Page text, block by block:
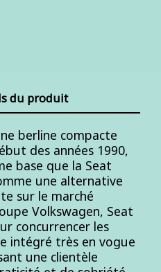
du produit
berline compacte
des années 1990,
base que la Seat
une alternative
sur le marché
Volkswagen, Seat
concurrencer les
intégré très en vogue
une clientèle